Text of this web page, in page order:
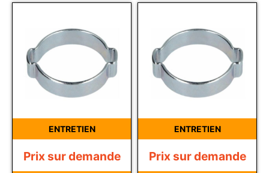
ENTRETIEN
Prix sur demande
ENTRETIEN
Prix sur demande